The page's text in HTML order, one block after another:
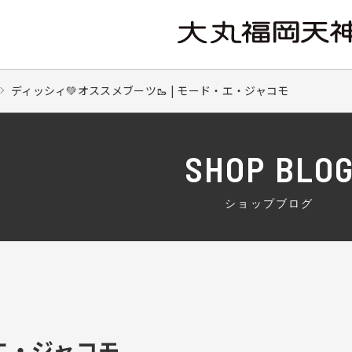
ディッシィ💚オススメブーツ🥾 | モード・エ・ジャコモ
SHOP BLOG
ショップブログ